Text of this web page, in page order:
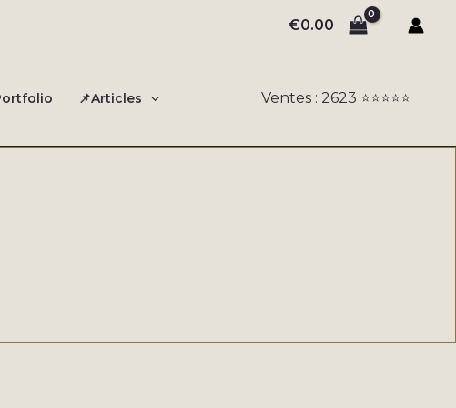
€0.00
📌Articles Ventes : 2623 ⭐️⭐️⭐️⭐️⭐️